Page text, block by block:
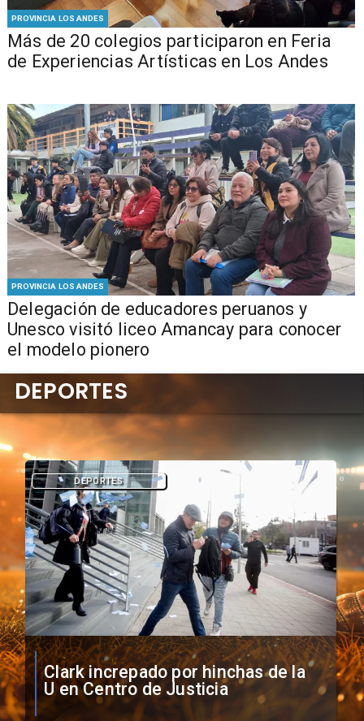
PROVINCIA LOS ANDES
Más de 20 colegios participaron en Feria
de Experiencias Artísticas en Los Andes
PROVINCIA LOS ANDES
Delegación de educadores peruanos y
Unesco visitó liceo Amancay para conocer
el modelo pionero
Vozinha firma contrato con Colo
Colo como nuevo arquero
DEPORTES
DEPORTES